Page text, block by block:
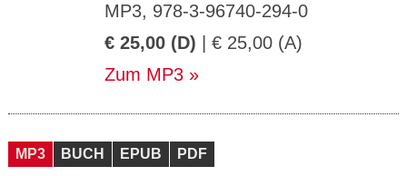
MP3, 978-3-96740-294-0
€ 25,00 (D) | € 25,00 (A)
Zum MP3
MP3 BUCH EPUB PDF